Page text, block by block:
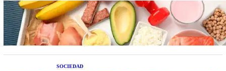
Nutrición inteligente: Cinco superalimentos de
temporada que deberías sumar a tu dieta este mes
SOCIEDAD